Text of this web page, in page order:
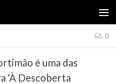
0
é uma das
‘À Descoberta